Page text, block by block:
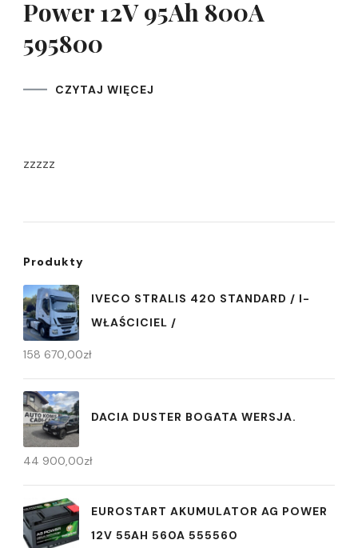
Power 12V 95Ah 800A
595800
CZYTAJ WIĘCEJ
zzzzz
Produkty
IVECO STRALIS 420 STANDARD / I-
WŁAŚCICIEL /
158 670,00zł
DACIA DUSTER BOGATA WERSJA.
44 900,00zł
EUROSTART AKUMULATOR AG POWER
12V 55AH 560A 555560